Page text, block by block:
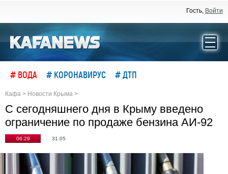
Гость, Войти
# ВОДА # КОРОНАВИРУС # ДТП
Кафа > Новости Крыма >
С сегодняшнего дня в Крыму введено
ограничение по продаже бензина АИ-92
06:29 31.05